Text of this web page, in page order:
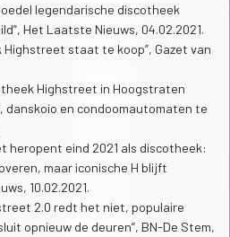
legendarische discotheek
Het Laatste Nieuws, 04.02.2021.
Highstreet staat te koop”, Gazet van
Highstreet in Hoogstraten
danskoio en condoomautomaten te
heropent eind 2021 als discotheek:
maar iconische H blijft
10.02.2021.
2.0 redt het niet, populaire
opnieuw de deuren”, BN-De Stem,